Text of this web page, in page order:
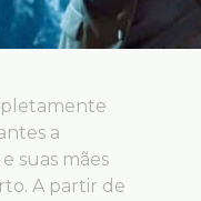
a
suas mães
A partir de